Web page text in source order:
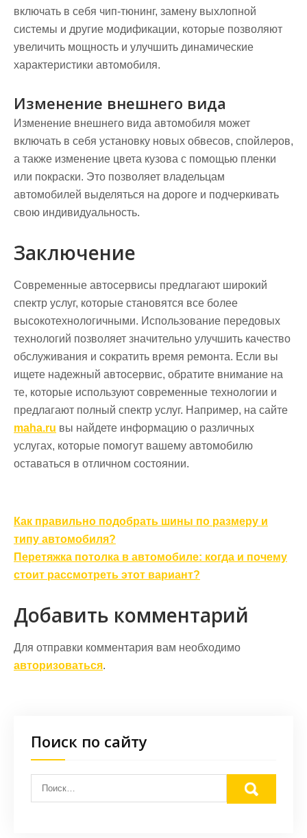
включать в себя чип-тюнинг, замену выхлопной
системы и другие модификации, которые позволяют
увеличить мощность и улучшить динамические
характеристики автомобиля.
Изменение внешнего вида
Изменение внешнего вида автомобиля может
включать в себя установку новых обвесов, спойлеров,
а также изменение цвета кузова с помощью пленки
или покраски. Это позволяет владельцам
автомобилей выделяться на дороге и подчеркивать
свою индивидуальность.
Заключение
Современные автосервисы предлагают широкий
спектр услуг, которые становятся все более
высокотехнологичными. Использование передовых
технологий позволяет значительно улучшить качество
обслуживания и сократить время ремонта. Если вы
ищете надежный автосервис, обратите внимание на
те, которые используют современные технологии и
предлагают полный спектр услуг. Например, на сайте
maha.ru вы найдете информацию о различных
услугах, которые помогут вашему автомобилю
оставаться в отличном состоянии.
Навигация
по
записям
Как правильно подобрать шины по размеру и
типу автомобиля?
Перетяжка потолка в автомобиле: когда и почему
стоит рассмотреть этот вариант?
Добавить комментарий
Для отправки комментария вам необходимо
авторизоваться.
Поиск по сайту